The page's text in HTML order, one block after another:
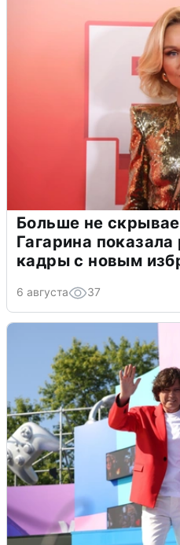
Больше не
Гагарина
кадры с новым
6 августа 37